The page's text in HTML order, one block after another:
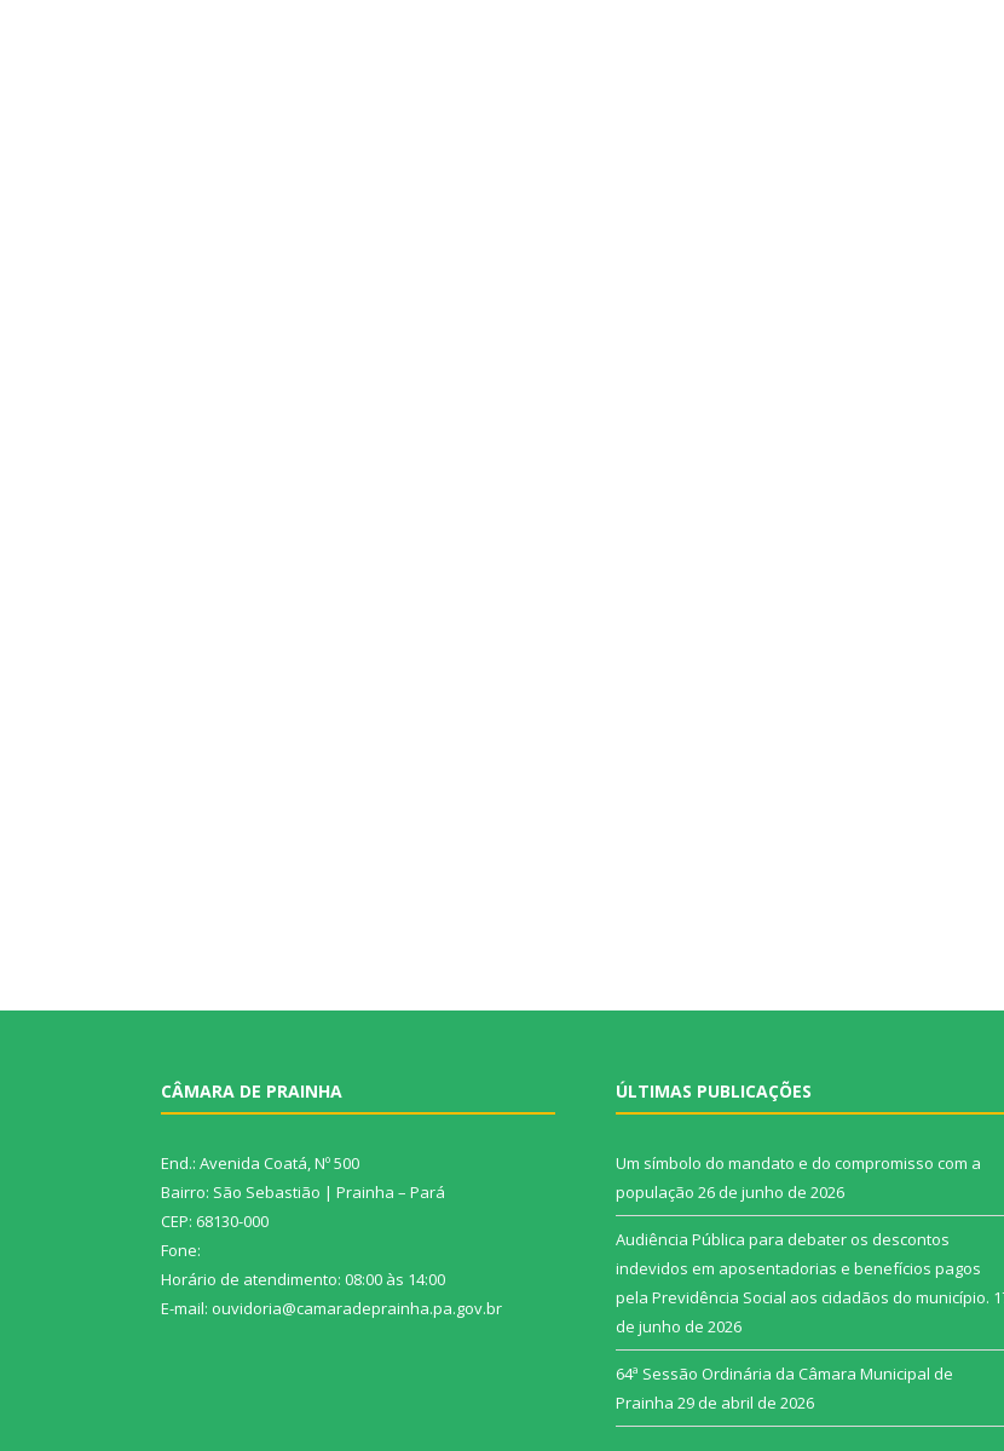
CÂMARA DE PRAINHA
End.: Avenida Coatá, Nº 500
Bairro: São Sebastião | Prainha – Pará
CEP: 68130-000
Fone:
Horário de atendimento: 08:00 às 14:00
E-mail: ouvidoria@camaradeprainha.pa.gov.br
ÚLTIMAS PUBLICAÇÕES
Um símbolo do mandato e do compromisso com a
população 26 de junho de 2026
Audiência Pública para debater os descontos
indevidos em aposentadorias e benefícios pagos
pela Previdência Social aos cidadãos do município.
de junho de 2026
64ª Sessão Ordinária da Câmara Municipal de
Prainha 29 de abril de 2026